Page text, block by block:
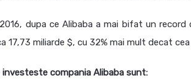
dupa ce Alibaba a mai bifat un
17,73 miliarde $, cu 32% mai mult decat
compania Alibaba sunt: